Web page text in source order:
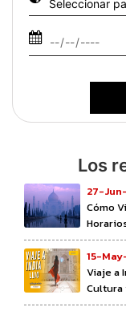
Los
27-
Cómo
15-
Viaje a
Cultura